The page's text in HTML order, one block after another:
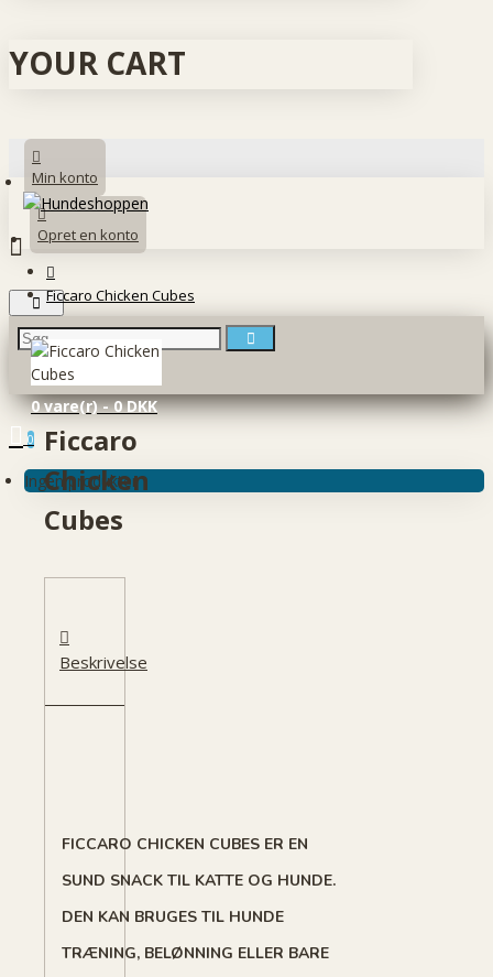
YOUR CART
Min konto
Opret en konto
0 vare(r) - 0 DKK
0
Ingen produkter
Ficcaro Chicken Cubes
Ficcaro
Chicken
Cubes
Beskrivelse
FICCARO CHICKEN CUBES ER EN
SUND SNACK TIL KATTE OG HUNDE.
DEN KAN BRUGES TIL HUNDE
TRÆNING, BELØNNING ELLER BARE